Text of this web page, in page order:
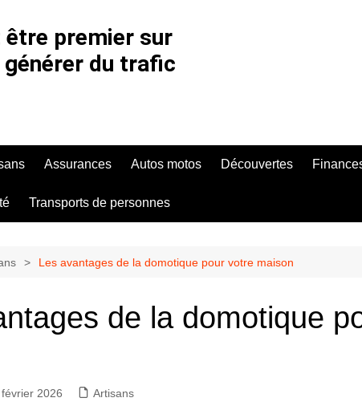
être premier sur
générer du trafic
Assurances Autos motos Découvertes
Transports de personnes
Les avantages de la domotique pour votre maison
de la domotique
2026 Artisans